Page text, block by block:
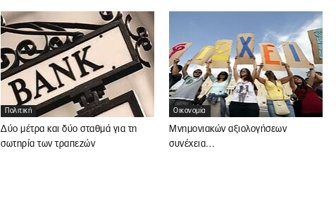
Πολιτική
Δύο μέτρα και δύο σταθμά για τη
σωτηρία των τραπεζών
Οικονομία
Μνημονιακών αξιολογήσεων
συνέχεια…